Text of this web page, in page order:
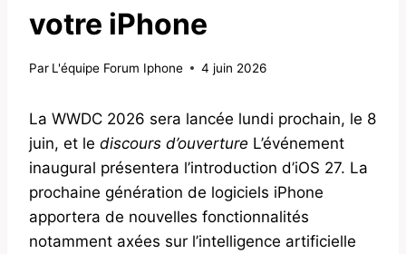
votre iPhone
Par L'équipe Forum Iphone 4 juin 2026
La WWDC 2026 sera lancée lundi prochain, le 8
juin, et le discours d’ouverture L’événement
inaugural présentera l’introduction d’iOS 27. La
prochaine génération de logiciels iPhone
apportera de nouvelles fonctionnalités
notamment axées sur l’intelligence artificielle